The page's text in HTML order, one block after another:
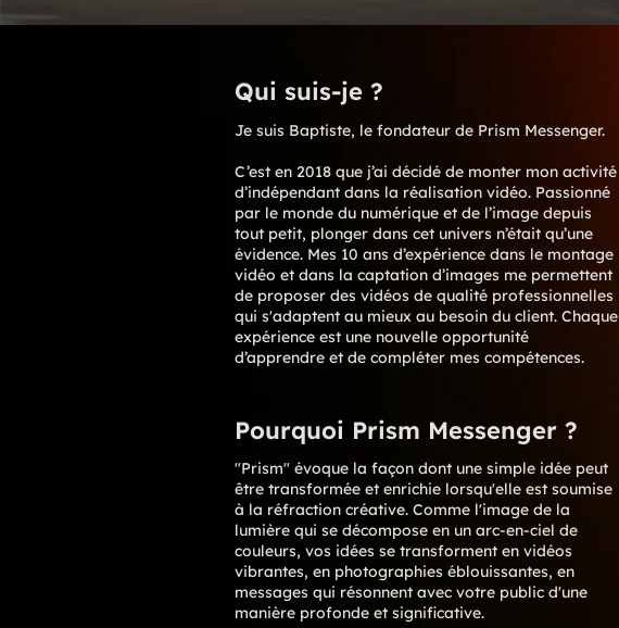
Qui suis-je ?
Je suis Baptiste, le fondateur de Prism Messenger.
C’est en 2018 que j’ai décidé de monter mon activité
d’indépendant dans la réalisation vidéo. Passionné
par le monde du numérique et de l’image depuis
tout petit, plonger dans cet univers n’était qu’une
évidence. Mes 10 ans d’expérience dans le montage
vidéo et dans la captation d’images me permettent
de proposer des vidéos de qualité professionnelles
qui s'adaptent au mieux au besoin du client. Chaque
expérience est une nouvelle opportunité
d’apprendre et de compléter mes compétences.
Pourquoi Prism Messenger ?
"Prism" évoque la façon dont une simple idée peut
être transformée et enrichie lorsqu'elle est soumise
à la réfraction créative. Comme l'image de la
lumière qui se décompose en un arc-en-ciel de
couleurs, vos idées se transforment en vidéos
vibrantes, en photographies éblouissantes, en
messages qui résonnent avec votre public d'une
manière profonde et significative.